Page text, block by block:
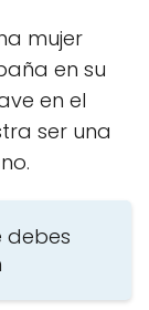
mujer
en su
en el
ser una
debes